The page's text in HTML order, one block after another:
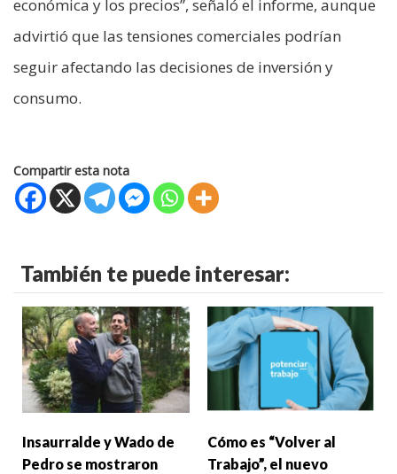
económica y los precios”, señaló el informe, aunque
advirtió que las tensiones comerciales podrían
seguir afectando las decisiones de inversión y
consumo.
Compartir esta nota
También te puede interesar:
Insaurralde y Wado de
Pedro se mostraron
Cómo es “Volver al
Trabajo”, el nuevo